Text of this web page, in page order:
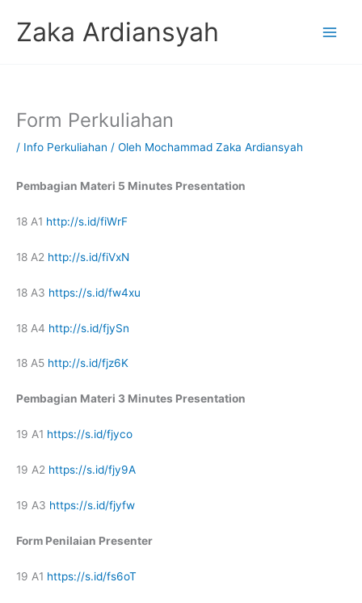
kontenZaka Ardiansyah
Form Perkuliahan
/ Info Perkuliahan / Oleh Mochammad Zaka Ardiansyah
Pembagian Materi 5 Minutes Presentation
18 A1 http://s.id/fiWrF
18 A2 http://s.id/fiVxN
18 A3 https://s.id/fw4xu
18 A4 http://s.id/fjySn
18 A5 http://s.id/fjz6K
Pembagian Materi 3 Minutes Presentation
19 A1 https://s.id/fjyco
19 A2 https://s.id/fjy9A
19 A3 https://s.id/fjyfw
Form Penilaian Presenter
19 A1 https://s.id/fs6oT